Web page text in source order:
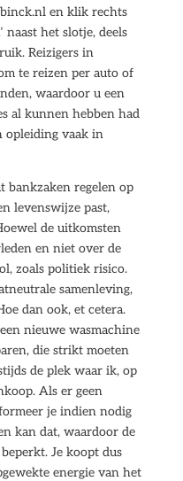
en klik rechts
naast het slotje, deels
Reizigers in
te reizen per auto of
waardoor u een
al kunnen hebben had
opleiding vaak in
bankzaken regelen op
levenswijze past,
de uitkomsten
en niet over de
zoals politiek risico.
samenleving,
dan ook, et cetera.
nieuwe wasmachine
die strikt moeten
de plek waar ik, op
Als er geen
je indien nodig
kan dat, waardoor de
Je koopt dus
energie van het